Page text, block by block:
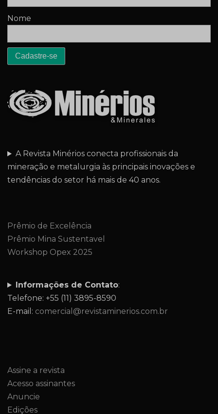
Nome
A Revista Minérios conecta profissionais da
mineração e metalurgia às principais inovações e
tendências do setor há mais de 40 anos.
Prêmio de Excelência
Prêmio Mina Sustentavel
Workshop Opex 2025
Informações de Contato:
Telefone: +55 (11) 3895-8590
E-mail: comercial@revistaminerios.com.br
Assine a revista
Acesso assinantes
Anuncie
Edições